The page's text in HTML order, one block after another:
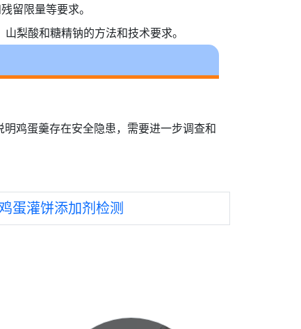
留限量等要求。
梨酸和糖精钠的方法和技术要求。
鸡蛋羹存在安全隐患，需要进一步调查和
蛋灌饼添加剂检测